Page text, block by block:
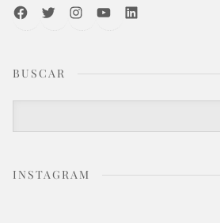
FacebookTwitterInstagramYoutubeLinkedIn
BUSCAR
INSTAGRAM